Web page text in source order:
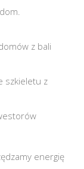
z bali
szkieletu z
energię